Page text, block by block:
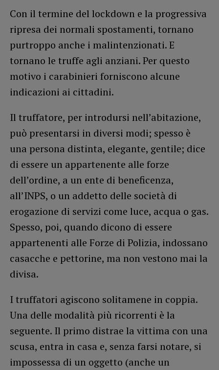
Con il termine del lockdown e la progressiva
ripresa dei normali spostamenti, tornano
purtroppo anche i malintenzionati. E
tornano le truffe agli anziani. Per questo
motivo i carabinieri forniscono alcune
indicazioni ai cittadini.
Il truffatore, per introdursi nell’abitazione,
può presentarsi in diversi modi; spesso è
una persona distinta, elegante, gentile; dice
di essere un appartenente alle forze
dell’ordine, a un ente di beneficenza,
all’INPS, o un addetto delle società di
erogazione di servizi come luce, acqua o gas.
Spesso, poi, quando dicono di essere
appartenenti alle Forze di Polizia, indossano
casacche e pettorine, ma non vestono mai la
divisa.
I truffatori agiscono solitamene in coppia.
Una delle modalità più ricorrenti è la
seguente. Il primo distrae la vittima con una
scusa, entra in casa e, senza farsi notare, si
impossessa di un oggetto (anche un